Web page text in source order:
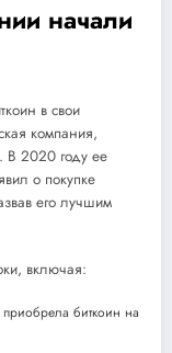
начали
в свои
компания,
В 2020 году ее
о покупке
его лучшим
включая:
биткоин на